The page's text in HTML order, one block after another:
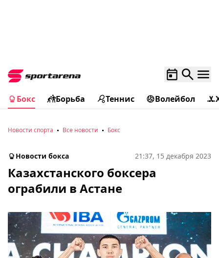
Бокс Борьба Теннис Волейбол
Новости спорта Все новости Бокс
Новости бокса 21:37, 15 декабря 2023
Казахстанского боксера
ограбили в Астане